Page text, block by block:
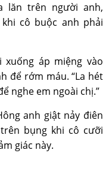
lăn trên người anh,
cô buộc anh phải
xuống áp miệng vào
để rớm máu. “La hét
nghe em ngoài chị.”
anh giật nảy điên
bụng khi cô cưỡi
giác này.